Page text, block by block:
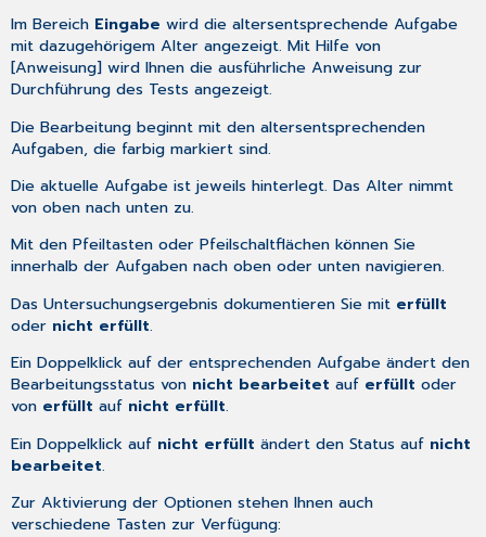
Im Bereich Eingabe wird die altersentsprechende Aufgabe
mit dazugehörigem Alter angezeigt. Mit Hilfe von
[Anweisung] wird Ihnen die ausführliche Anweisung zur
Durchführung des Tests angezeigt.
Die Bearbeitung beginnt mit den altersentsprechenden
Aufgaben, die farbig markiert sind.
Die aktuelle Aufgabe ist jeweils hinterlegt. Das Alter nimmt
von oben nach unten zu.
Mit den Pfeiltasten oder Pfeilschaltflächen können Sie
innerhalb der Aufgaben nach oben oder unten navigieren.
Das Untersuchungsergebnis dokumentieren Sie mit erfüllt
oder nicht erfüllt.
Ein Doppelklick auf der entsprechenden Aufgabe ändert den
Bearbeitungsstatus von nicht bearbeitet auf erfüllt oder
von erfüllt auf nicht erfüllt.
Ein Doppelklick auf nicht erfüllt ändert den Status auf nicht
bearbeitet.
Zur Aktivierung der Optionen stehen Ihnen auch
verschiedene Tasten zur Verfügung: